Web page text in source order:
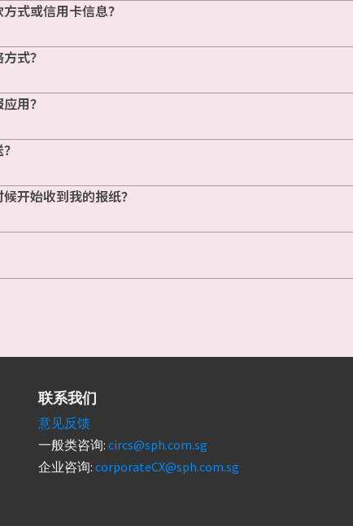
式或信用卡信息？
式？
用？
开始收到我的报纸？
联系我们
意见反馈
一般类咨询: circs@sph.com.sg
企业咨询: corporateCX@sph.com.sg